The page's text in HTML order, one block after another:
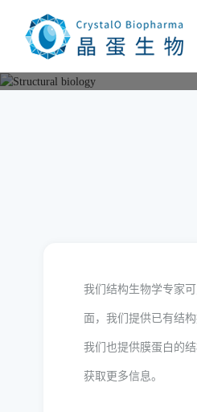
我们结构生物学专家
面，我们提供已有结
我们也提供膜蛋白的
获取更多信息。